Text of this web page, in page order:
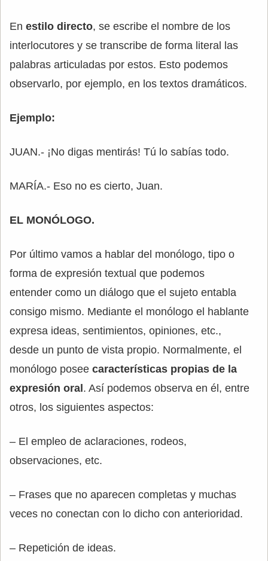
En estilo directo, se escribe el nombre de los
interlocutores y se transcribe de forma literal las
palabras articuladas por estos. Esto podemos
observarlo, por ejemplo, en los textos dramáticos.
Ejemplo:
JUAN.- ¡No digas mentirás! Tú lo sabías todo.
MARÍA.- Eso no es cierto, Juan.
EL MONÓLOGO.
Por último vamos a hablar del monólogo, tipo o
forma de expresión textual que podemos
entender como un diálogo que el sujeto entabla
consigo mismo. Mediante el monólogo el hablante
expresa ideas, sentimientos, opiniones, etc.,
desde un punto de vista propio. Normalmente, el
monólogo posee características propias de la
expresión oral . Así podemos observa en él, entre
otros, los siguientes aspectos:
– El empleo de aclaraciones, rodeos,
observaciones, etc.
– Frases que no aparecen completas y muchas
veces no conectan con lo dicho con anterioridad.
– Repetición de ideas.